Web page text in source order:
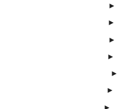
►
►
►
►
►